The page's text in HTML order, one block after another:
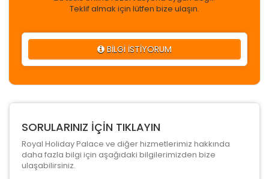
Teklif almak için lütfen bize ulaşın.
BİLGİ İSTİYORUM
SORULARINIZ İÇİN TIKLAYIN
Royal Holiday Palace ve diğer hizmetlerimiz hakkında
daha fazla bilgi için aşağıdaki bilgilerimizden bize
ulaşabilirsiniz.